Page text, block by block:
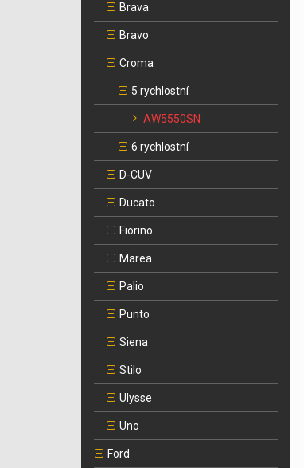
Brava
Bravo
Croma
5 rychlostní
AW5550SN
6 rychlostní
D-CUV
Ducato
Fiorino
Marea
Palio
Punto
Siena
Stilo
Ulysse
Uno
Ford